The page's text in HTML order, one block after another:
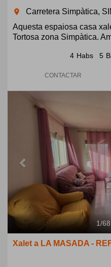
room
Carretera Simpàtica,
Aquesta espaiosa casa
Tortosa zona Simpàtica.
4 Habs 5
CONTACTAR
Previous
1/68
Xalet a LA MASADA -